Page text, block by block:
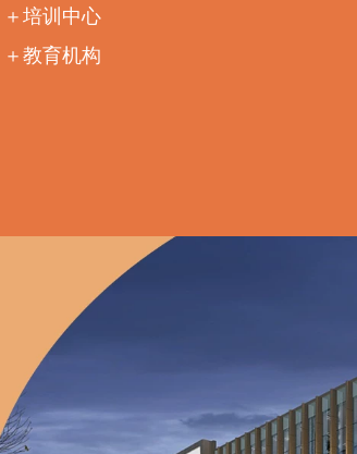
＋培训中心
＋教育机构